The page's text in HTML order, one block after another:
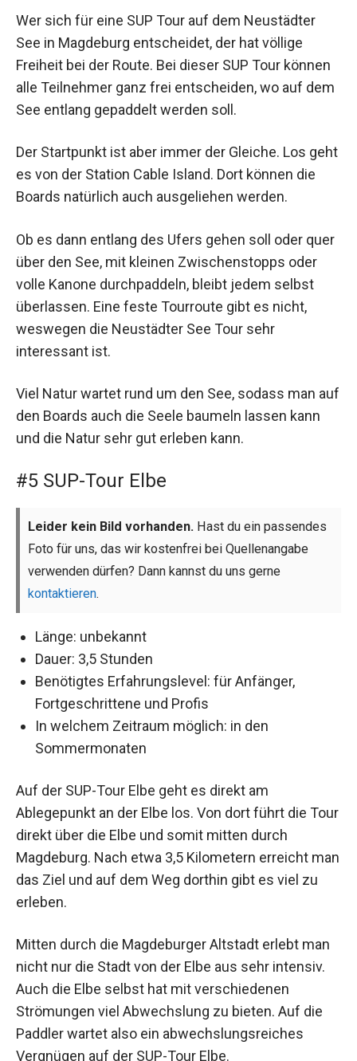
Wer sich für eine SUP Tour auf dem Neustädter
See in Magdeburg entscheidet, der hat völlige
Freiheit bei der Route. Bei dieser SUP Tour können
alle Teilnehmer ganz frei entscheiden, wo auf dem
See entlang gepaddelt werden soll.
Der Startpunkt ist aber immer der Gleiche. Los geht
es von der Station Cable Island. Dort können die
Boards natürlich auch ausgeliehen werden.
Ob es dann entlang des Ufers gehen soll oder quer
über den See, mit kleinen Zwischenstopps oder
volle Kanone durchpaddeln, bleibt jedem selbst
überlassen. Eine feste Tourroute gibt es nicht,
weswegen die Neustädter See Tour sehr
interessant ist.
Viel Natur wartet rund um den See, sodass man auf
den Boards auch die Seele baumeln lassen kann
und die Natur sehr gut erleben kann.
#5 SUP-Tour Elbe
Leider kein Bild vorhanden. Hast du ein passendes
Foto für uns, das wir kostenfrei bei Quellenangabe
verwenden dürfen? Dann kannst du uns gerne
kontaktieren.
Länge: unbekannt
Dauer: 3,5 Stunden
Benötigtes Erfahrungslevel: für Anfänger,
Fortgeschrittene und Profis
In welchem Zeitraum möglich: in den
Sommermonaten
Auf der SUP-Tour Elbe geht es direkt am
Ablegepunkt an der Elbe los. Von dort führt die Tour
direkt über die Elbe und somit mitten durch
Magdeburg. Nach etwa 3,5 Kilometern erreicht man
das Ziel und auf dem Weg dorthin gibt es viel zu
erleben.
Mitten durch die Magdeburger Altstadt erlebt man
nicht nur die Stadt von der Elbe aus sehr intensiv.
Auch die Elbe selbst hat mit verschiedenen
Strömungen viel Abwechslung zu bieten. Auf die
Paddler wartet also ein abwechslungsreiches
Vergnügen auf der SUP-Tour Elbe.